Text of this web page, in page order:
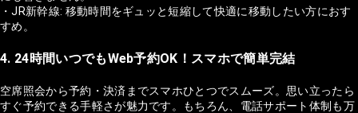
・JR新幹線: 移動時間をギュッと短縮して快適に移動したい方におす
すめ。
4. 24時間いつでもWeb予約OK！スマホで簡単完結
空席照会から予約・決済までスマホひとつでスムーズ。思い立ったら
すぐ予約できる手軽さが魅力です。もちろん、電話サポート体制も万